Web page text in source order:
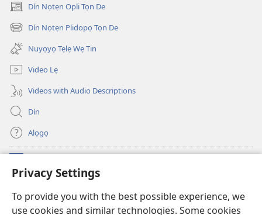
Privacy Settings
To provide you with the best possible experience, we
use cookies and similar technologies. Some cookies
Dín Nọtẹn Opli Tọn De
(opens
new
window)
Dín Nọtẹn Plidopọ Tọn De
(opens
new
window)
Nuyọyọ Tẹlẹ Wẹ Tin
Video Lẹ
Videos with Audio Descriptions
Dín
Alọgọ
(opens
new
Wesẹdotẹn Intẹnẹt Ji Tọn Watchtower Tọn
(opens
new